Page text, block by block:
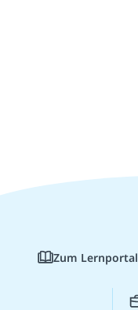
Zum Lernportal